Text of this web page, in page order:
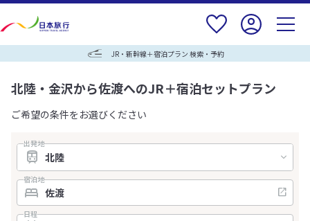
JR・新幹線＋宿泊プラン 検索・予約
北陸・金沢から佐渡へのJR＋宿泊セットプラン
ご希望の条件をお選びください
出発地
宿泊地
日程